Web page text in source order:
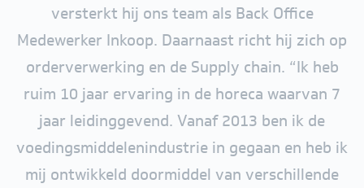
versterkt hij ons team als Back Office
Medewerker Inkoop. Daarnaast richt hij zich op
orderverwerking en de Supply chain. “Ik heb
ruim 10 jaar ervaring in de horeca waarvan 7
jaar leidinggevend. Vanaf 2013 ben ik de
voedingsmiddelenindustrie in gegaan en heb ik
mij ontwikkeld doormiddel van verschillende